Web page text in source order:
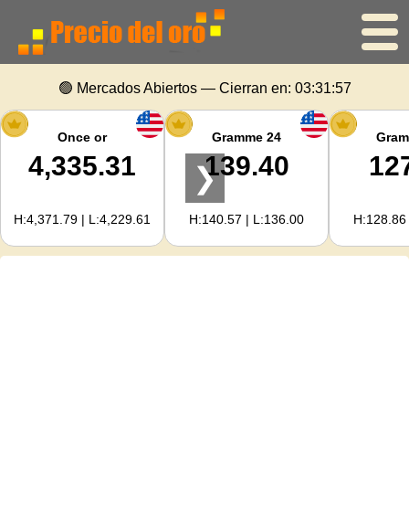
Inicio
Precio del oro
Precio de la plata
Calculadora de oro
🟢 Mercados Abiertos — Cierran en: 03:31:57
Once or
4,335.31
H:4,371.79 | L:4,229.61
Gramme 24
139.40
H:140.57 | L:136.00
❯